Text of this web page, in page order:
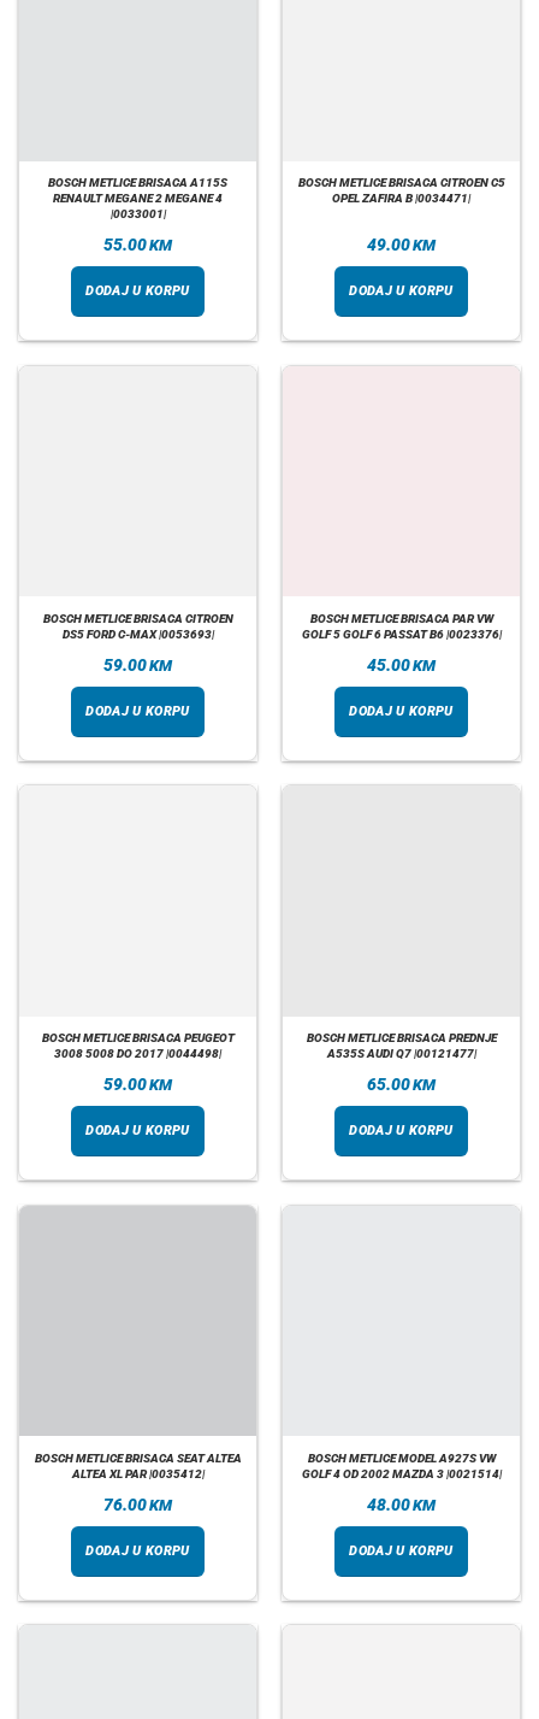
BOSCH METLICE BRISACA A115S
RENAULT MEGANE 2 MEGANE 4
|0033001|
55.00KM
DODAJ U KORPU
BOSCH METLICE BRISACA CITROEN C5
OPEL ZAFIRA B |0034471|
49.00KM
DODAJ U KORPU
BOSCH METLICE BRISACA CITROEN
DS5 FORD C-MAX |0053693|
59.00KM
DODAJ U KORPU
BOSCH METLICE BRISACA PAR VW
GOLF 5 GOLF 6 PASSAT B6 |0023376|
45.00KM
DODAJ U KORPU
BOSCH METLICE BRISACA PEUGEOT
3008 5008 DO 2017 |0044498|
59.00KM
DODAJ U KORPU
BOSCH METLICE BRISACA PREDNJE
A535S AUDI Q7 |00121477|
65.00KM
DODAJ U KORPU
BOSCH METLICE BRISACA SEAT ALTEA
ALTEA XL PAR |0035412|
76.00KM
DODAJ U KORPU
BOSCH METLICE MODEL A927S VW
GOLF 4 OD 2002 MAZDA 3 |0021514|
48.00KM
DODAJ U KORPU